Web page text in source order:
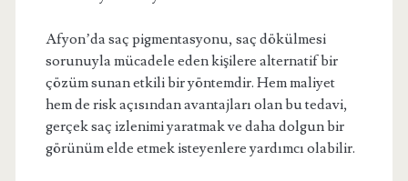
Afyon’da saç pigmentasyonu, saç dökülmesi
sorunuyla mücadele eden kişilere alternatif bir
çözüm sunan etkili bir yöntemdir. Hem maliyet
hem de risk açısından avantajları olan bu tedavi,
gerçek saç izlenimi yaratmak ve daha dolgun bir
görünüm elde etmek isteyenlere yardımcı olabilir.